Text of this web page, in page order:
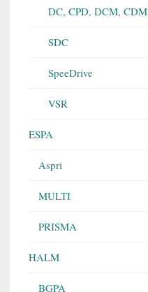
DC, CPD, DCM, CDM
SDC
SpeeDrive
VSR
ESPA
Aspri
MULTI
PRISMA
HALM
BGPA